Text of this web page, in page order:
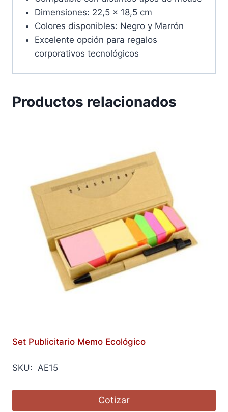
Dimensiones: 22,5 x 18,5 cm
Colores disponibles: Negro y Marrón
Excelente opción para regalos
corporativos tecnológicos
Productos relacionados
Set Publicitario Memo Ecológico
SKU: AE15
Cotizar